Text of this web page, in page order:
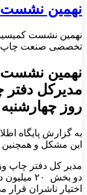
نهمین نشست
نهمین نشست
تخصصی صنعت چاپ و روسای اتحادیه‌
نهمین نشست
مدیرکل
روز چهارشنبه ۳ دی ماه ۱۴۰۴ در حاشیه سی‌ودومین نمایشگاه بین‌المللی صنعت چاپ و بسته‌بندی و ماشین‌آلات وابسته
به گزارش پایگاه
این مشکل و
اختیار ناشران قرار